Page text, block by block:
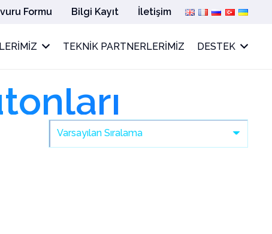
Formu Bilgi Kayıt İletişim
TEKNIK PARTNERLERIMIZ DESTEK